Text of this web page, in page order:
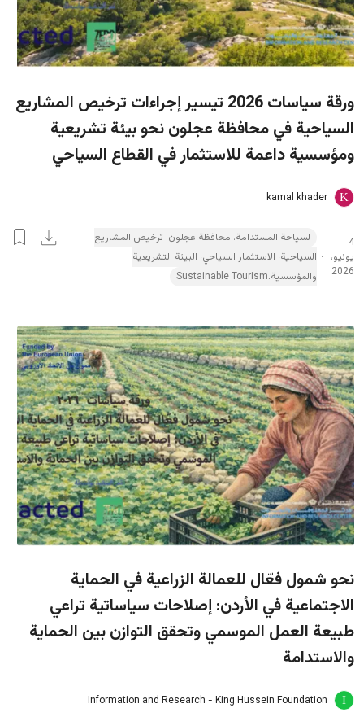
ورقة سياسات 2026 تيسير إجراءات ترخيص المشاريع
السياحية في محافظة عجلون نحو بيئة تشريعية
ومؤسسية داعمة للاستثمار في القطاع السياحي
kamal khader
4
يونيو،
2026
لسياحة المستدامة، محافظة عجلون، ترخيص المشاريع
السياحية، الاستثمار السياحي، البيئة التشريعية
والمؤسسية.Sustainable Tourism
نحو شمول فعّال للعمالة الزراعية في الحماية
الاجتماعية في الأردن: إصلاحات سياساتية تراعي
طبيعة العمل الموسمي وتحقق التوازن بين الحماية
والاستدامة
Information and Research - King Hussein Foundation